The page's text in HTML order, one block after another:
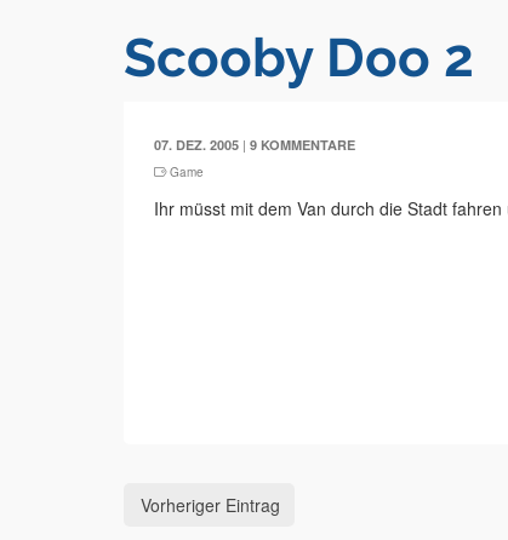
Scooby Doo 2
07. DEZ. 2005 | 9 KOMMENTARE
Game
Ihr müsst mit dem Van durch die Stadt
Vorheriger Eintrag